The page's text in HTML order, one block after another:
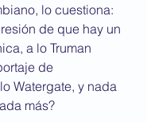
lo cuestiona:
de que hay un
a lo Truman
de
Watergate, y nada
más?